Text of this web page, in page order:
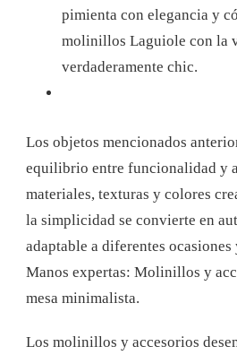
pimienta con elegancia y
molinillos Laguiole con la
verdaderamente chic.
Los objetos mencionados
equilibrio entre funcionalidad y
materiales, texturas y colores
la simplicidad se convierte en
adaptable a diferentes
Manos expertas: Molinillos y
mesa minimalista.
Los molinillos y accesorios